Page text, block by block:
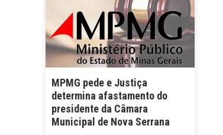
MPMG pede e Justiça
determina afastamento do
presidente da Câmara
Municipal de Nova Serrana